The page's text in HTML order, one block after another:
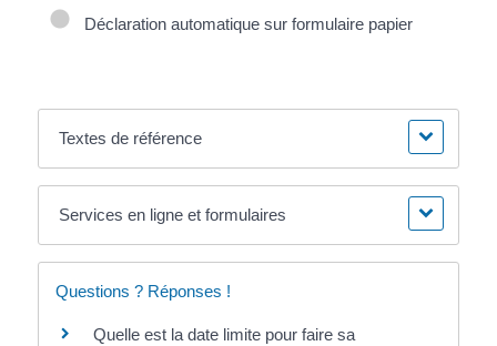
Déclaration automatique sur formulaire papier
Textes de référence
Services en ligne et formulaires
Questions ? Réponses !
Quelle est la date limite pour faire sa